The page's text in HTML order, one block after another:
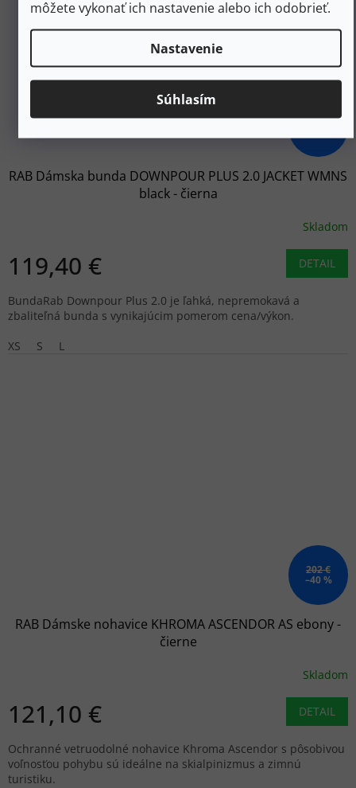
môžete vykonať ich nastavenie alebo ich odobrieť.
Nastavenie
Súhlasím
199,20 €
RAB Dámska bunda DOWNPOUR PLUS 2.0 JACKET WMNS
black - čierna
Skladom
119,40 € DETAIL
BundaRab Downpour Plus 2.0 je ľahká, nepremokavá a
zbaliteľná bunda s vynikajúcim pomerom cena/výkon.
XS
S L
202 €
–40 %
RAB Dámske nohavice KHROMA ASCENDOR AS ebony -
čierne
Skladom
121,10 € DETAIL
Ochranné vetruodolné nohavice Khroma Ascendor s pôsobivou
voľnosťou pohybu sú ideálne na skialpinizmus a zimnú
turistiku.